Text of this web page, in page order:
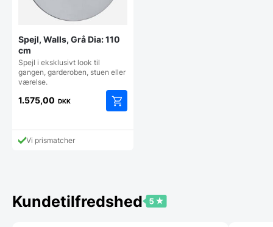
Spejl, Walls, Grå Dia: 110
cm
Spejl i eksklusivt look til
gangen, garderoben, stuen eller
værelse.
1.575,00 DKK
Vi prismatcher
Kundetilfredshed